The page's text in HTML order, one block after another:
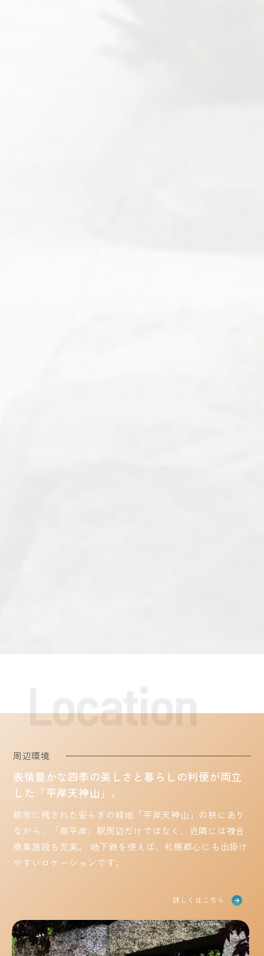
周辺環境
表情豊かな四季の美しさと暮らしの利便が両立
した「平岸天神山」。
都市に残された安らぎの緑地「平岸天神山」の袂にあり
ながら、「南平岸」駅周辺だけではなく、近隣には複合
商業施設も充実。
地下鉄を使えば、札幌都心にも出掛け
やすいロケーションです。
詳しくはこちら